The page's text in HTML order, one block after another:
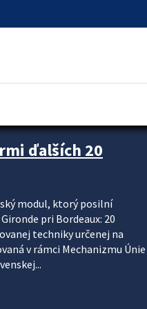
odporúča preventívne
polície a hasičov majú za
RIADENIE Sekcia
úradov monitoruje